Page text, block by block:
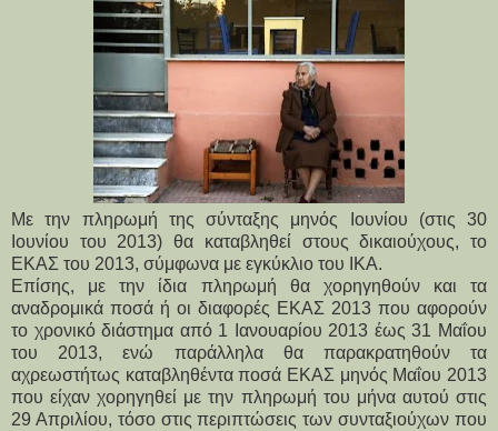
Mε την πληρωμή της σύνταξης μηνός Ιουνίου (στις 30
Ιουνίου του 2013) θα καταβληθεί στους δικαιούχους, το
ΕΚΑΣ του 2013, σύμφωνα με εγκύκλιο του ΙΚΑ.
Επίσης, με την ίδια πληρωμή θα χορηγηθούν και τα
αναδρομικά ποσά ή οι διαφορές ΕΚΑΣ 2013 που αφορούν
το χρονικό διάστημα από 1 Ιανουαρίου 2013 έως 31 Μαΐου
του 2013, ενώ παράλληλα θα παρακρατηθούν τα
αχρεωστήτως καταβληθέντα ποσά ΕΚΑΣ μηνός Μαΐου 2013
που είχαν χορηγηθεί με την πληρωμή του μήνα αυτού στις
29 Απριλίου, τόσο στις περιπτώσεις των συνταξιούχων που